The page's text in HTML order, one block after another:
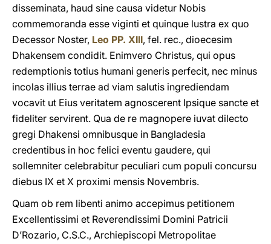
disseminata, haud sine causa videtur Nobis
commemoranda esse viginti et quinque lustra ex quo
Decessor Noster, Leo PP. XIII, fel. rec., dioecesim
Dhakensem condidit. Enimvero Christus, qui opus
redemptionis totius humani generis perfecit, nec minus
incolas illius terrae ad viam salutis ingrediendam
vocavit ut Eius veritatem agnoscerent Ipsique sancte et
fideliter servirent. Qua de re magnopere iuvat dilecto
gregi Dhakensi omnibusque in Bangladesia
credentibus in hoc felici eventu gaudere, qui
sollemniter celebrabitur peculiari cum populi concursu
diebus IX et X proximi mensis Novembris.
Quam ob rem libenti animo accepimus petitionem
Excellentissimi et Reverendissimi Domini Patricii
D’Rozario, C.S.C., Archiepiscopi Metropolitae